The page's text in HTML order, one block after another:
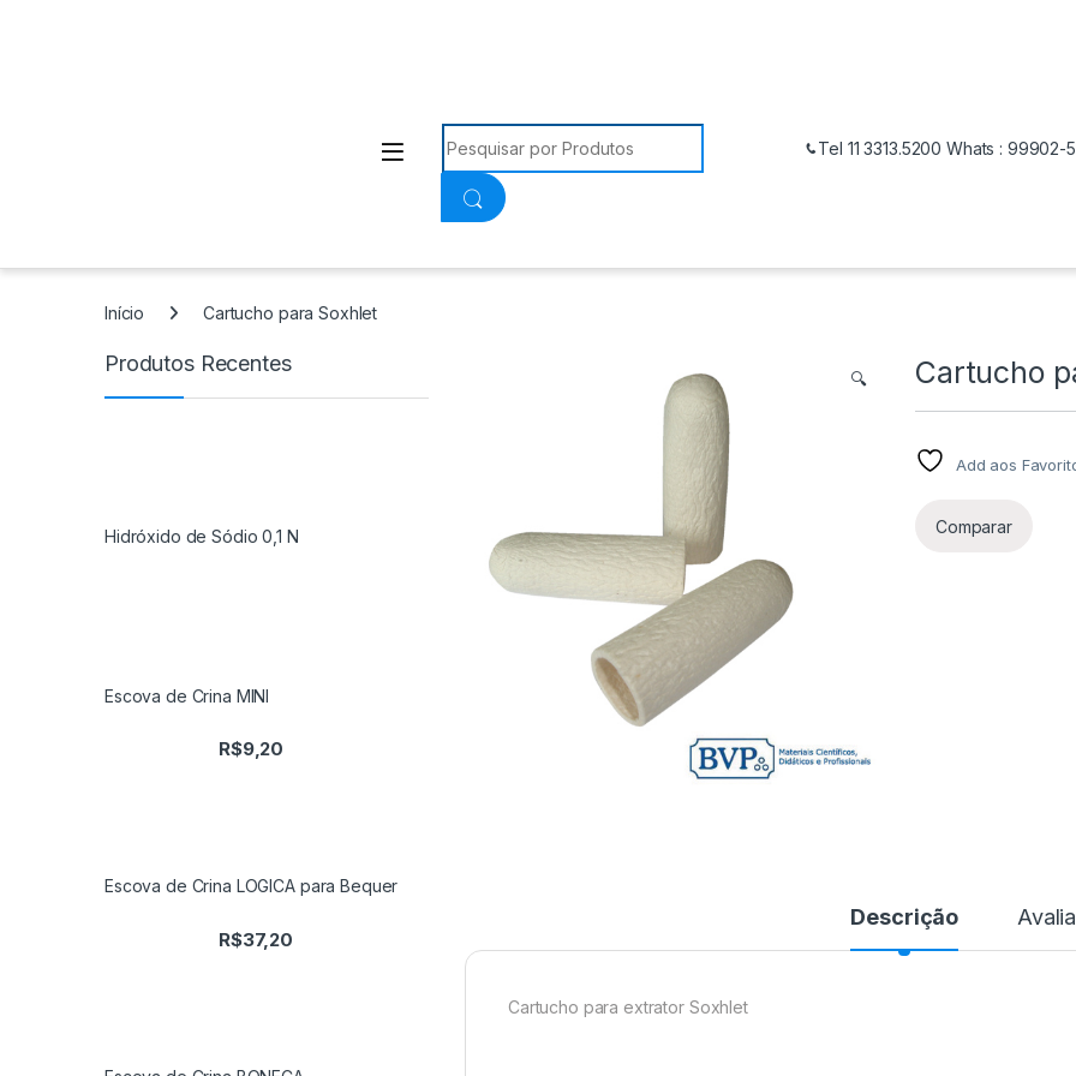
Procurar:
Tel 11 3313.5200 Whats : 99902-
Início Cartucho para Soxhlet
🔍 Cartucho
Add aos
Comparar
Descrição
Cartucho para extrator Soxhlet
Produtos Recentes
Hidróxido de Sódio 0,1 N
Escova de Crina MINI
R$9,20
Escova de Crina LOGICA para Bequer
R$37,20